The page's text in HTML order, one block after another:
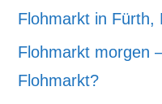
Flohmarkt in Fürth,
Flohmarkt morgen
Flohmarkt?